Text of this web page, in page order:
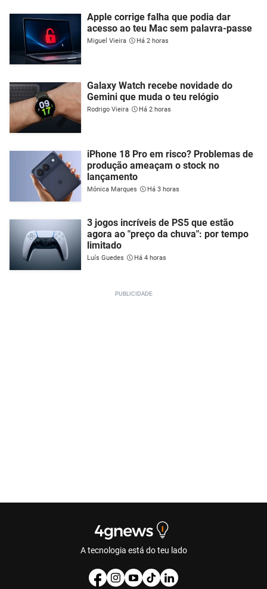
Apple corrige falha que podia dar
acesso ao teu Mac sem palavra-passe
Miguel Vieira Há 2 horas
Galaxy Watch recebe novidade do
Gemini que muda o teu relógio
Rodrigo Vieira Há 2 horas
iPhone 18 Pro em risco? Problemas de
produção ameaçam o stock no
lançamento
Mónica Marques Há 3 horas
3 jogos incríveis de PS5 que estão
agora ao "preço da chuva": por tempo
limitado
Luís Guedes Há 4 horas
A tecnologia está do teu lado